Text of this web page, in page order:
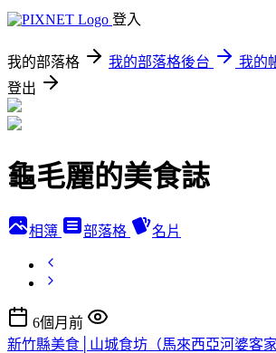
登入
我的部落格 我的部落格後台
我的
登出
龜毛麗的美食誌
相簿 部落格 名片
6個月前
新竹縣美食│山城食坊（馬來西亞河婆客